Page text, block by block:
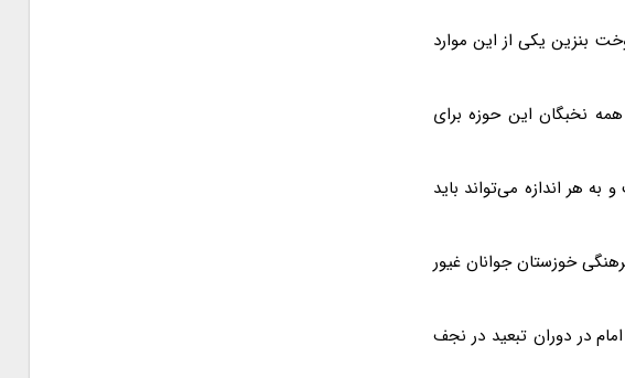
بنزین یکی از این موارد
نخبگان این حوزه برای
هر اندازه می‌تواند باید
خوزستان جوانان غیور
در دوران تبعید در نجف